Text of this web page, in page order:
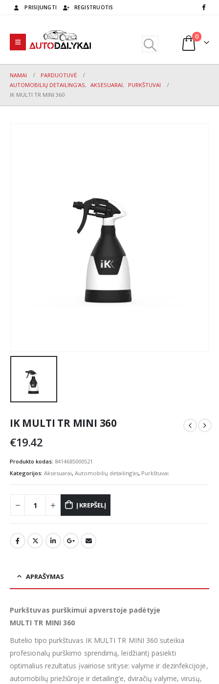
PRISIJUNGTI REGISTRUOTIS
0
NAMAI
PARDUOTUVĖ
AUTOMOBILIŲ DETAILING'AS, AKSESUARAI,
PURKŠTUVAI
IK MULTI TR MINI 360
IK MULTI TR MINI 360
€19.42
Produkto kodas: 8414685000521
Kategorijos: Aksesuarai, Automobilių detailing'as, Purkštuvai
Į KREPŠELĮ
APRAŠYMAS
Purkštuvas purškimui apverstoje padėtyje
MULTI TR MINI 360
Butelio tipo purkštuvas IK MULTI TR MINI 360 suteikia
profesionalų purškimo sprendimą, leidžiantį pasiekti
optimalius rezultatus įvairiose srityse: valyme ir dezinfekcijoje,
automobilių priežiūroje ir detailing’e, dviračių valyme, virusų,